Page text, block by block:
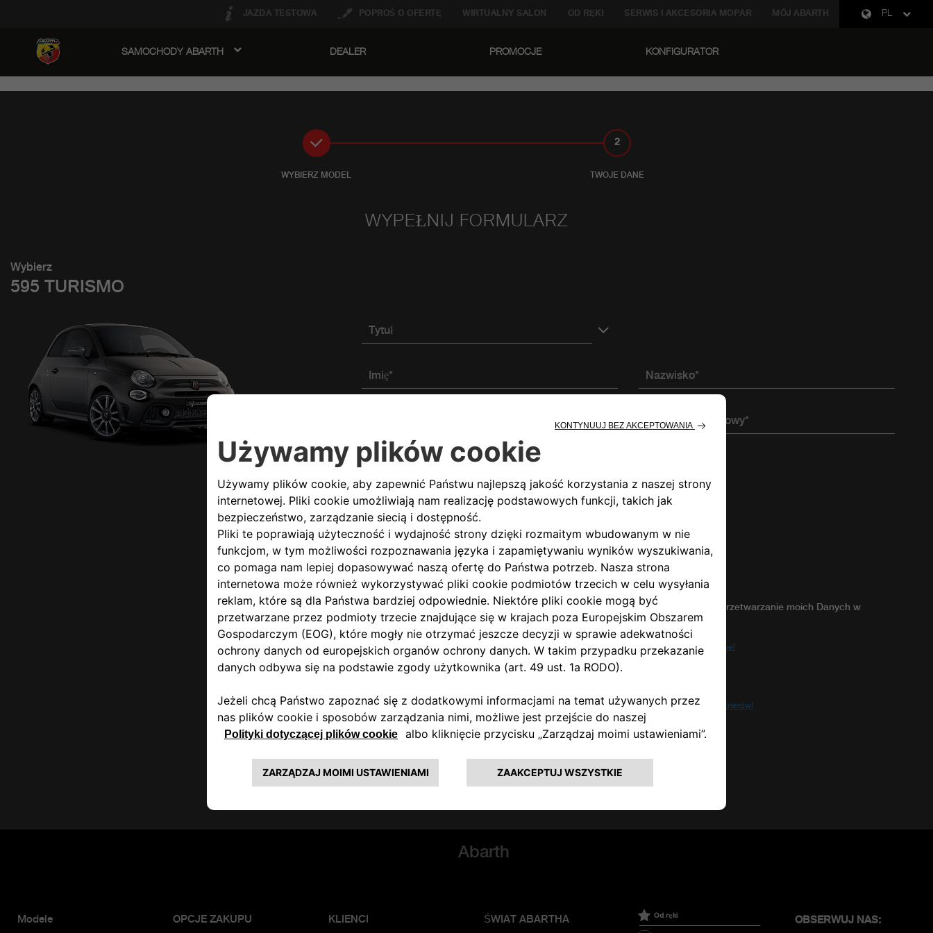
JAZDA TESTOWA POPROŚ O OFERTĘ WIRTUALNY SALON OD RĘKI SERWIS I AKCESORIA MOPAR MÓJ ABARTH PL
SAMOCHODY ABARTH DEALER PROMOCJE KONFIGURATOR
1
WYBIERZ MODEL
2
TWOJE DANE
WYPEŁNIJ FORMULARZ
Wybierz
595 TURISMO
Tytuł
Imię* Nazwisko*
Telefon komórkowy*
Podaj kod pocztowy lub pełny adres*
Czy posiadasz numer NIP?
Tak Nie
* Pole obowiązkowe
Zgoda
Po przeczytaniu i zrozumieniu niniejszej Polityki prywatności, wyrażam zgodę na przetwarzanie moich Danych w
następujących celach(Polityki prywatności) :
Wyrażam zgodę Nie wyrażam zgody Pozostańmy w kontakcie!
Wyrażam zgodę Nie wyrażam zgody
Wyrażam zgodę Nie wyrażam zgody Dołącz do naszych partnerów!
WYŚLIJ
Abarth
Modele OPCJE ZAKUPU KLIENCI ŚWIAT ABARTHA Od ręki OBSERWUJ NAS: